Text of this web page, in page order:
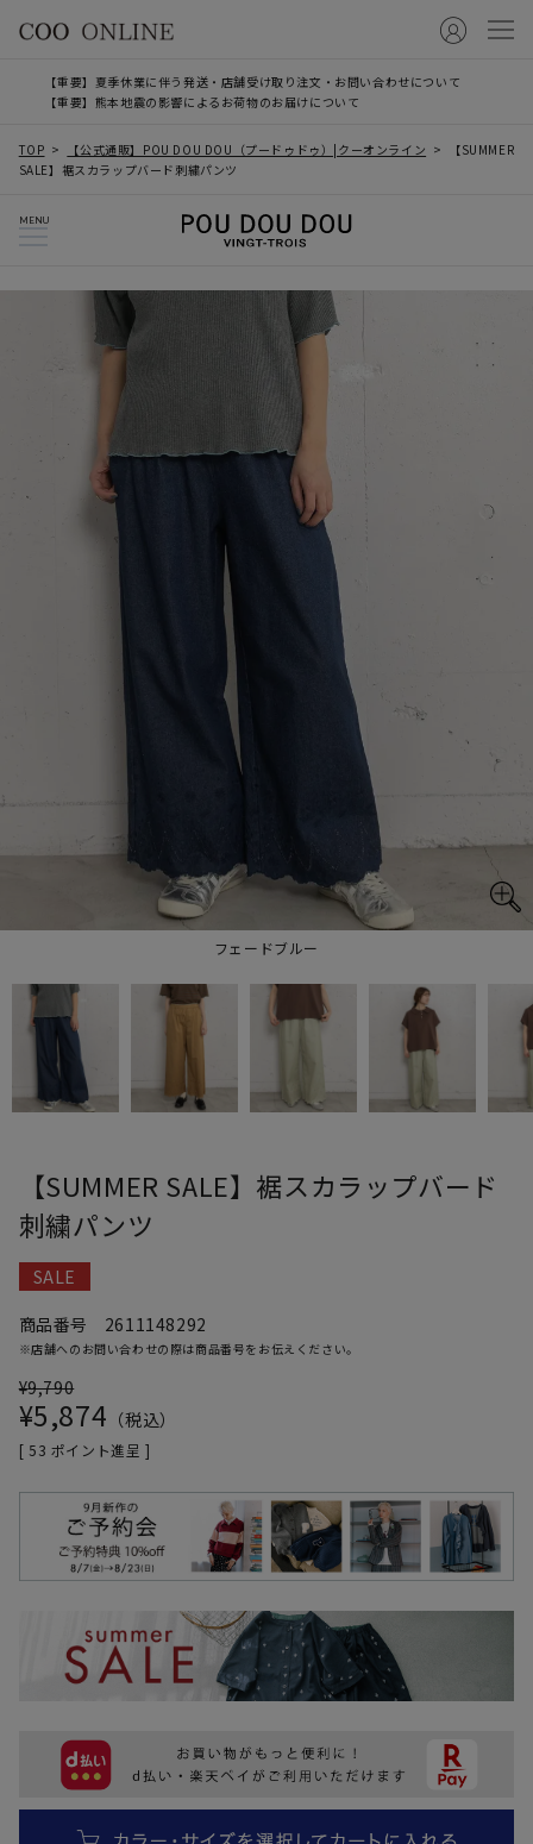
【重要】夏季休業に伴う発送・店舗受け取り注文・お問い合わせについて
【重要】熊本地震の影響によるお荷物のお届けについて
TOP 【公式通販】POU DOU DOU（プードゥドゥ）|クーオンライン
【SUMMER
SALE】裾スカラップバード刺繍パンツ
MENU
フェードブルー
【SUMMER SALE】裾スカラップバード
刺繍パンツ
SALE
商品番号
2611148292
※店舗へのお問い合わせの際は商品番号をお伝えください。
¥9,790
¥5,874 税込
[ 53 ポイント進呈 ]